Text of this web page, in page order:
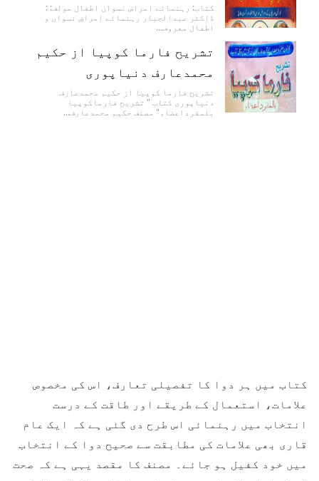
کتاب: رہنمائے امراض نسوان اطفال مولف: :
ڈاکٹر عبدالجبار رہنمائے امراضِ نسواں و
اطفال معروف…
تشریح فارما کوپیا از حکیم
محمدعارف دنیاپوری
تشریح فارما کوپیا از حکیم محمدعارف
دنیاپوری کتاب " تشریح فارماکوپیا
بلمفرداعضاء" مصنف حکیم محمدعارف…
کتاب میں ہر دوا کا تفصیلی تعارف، اس کی مخصوص
علامات، استعمال کے طریقے اور طاقت کے درست
انتخاب میں رہنمائی اس طرح دی گئی ہے کہ ایک عام
قاری بھی علامات کی مطابقت سے صحیح دوا کے انتخاب
میں خود کفیل ہو جائے۔ مصنف کا مقصد یہی ہے کہ صحت